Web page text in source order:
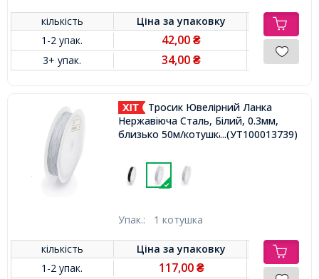
кількість Ціна заупаковку
1-2 упак.
42,00₴
3+ упак. 34,00₴
Тросик Ювелірний Ланка
Нержавіюча Сталь, Білий, 0.3мм,
близько 50м/котушка,...(УТ100013739)
Упак.: 1 котушка
кількість Ціна заупаковку
1-2 упак.
117,00 ₴